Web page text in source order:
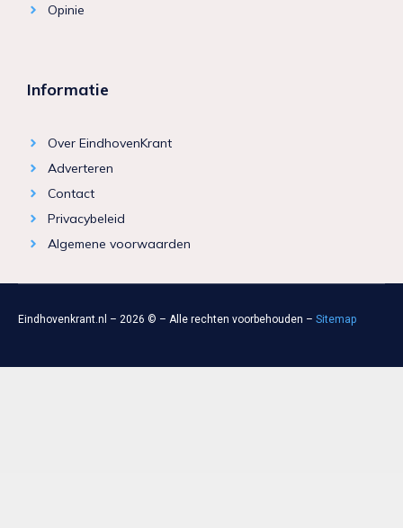
Opinie
Informatie
Over EindhovenKrant
Adverteren
Contact
Privacybeleid
Algemene voorwaarden
Eindhovenkrant.nl – 2026 © – Alle rechten voorbehouden – Sitemap